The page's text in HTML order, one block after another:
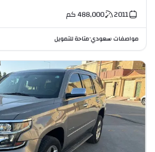
2011
488,000كم
مواصفات سعودي•متاحة للتمويل